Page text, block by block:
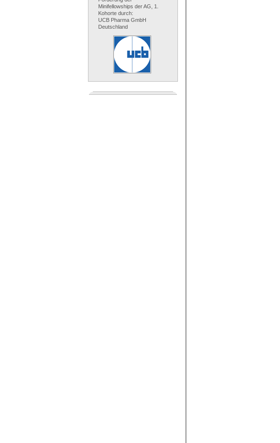
Minifellowships der AG, 1.
Kohorte durch:
UCB Pharma GmbH
Deutschland